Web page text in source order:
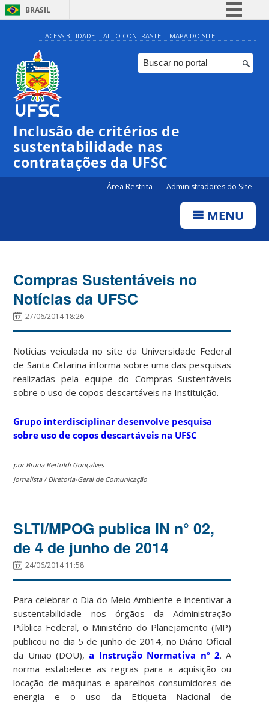
BRASIL
Simplifique!
Comunica BR
Participe
Canais
ACESSIBILIDADE ALTO CONTRASTE MAPA DO SITE
Inclusão de critérios de
sustentabilidade nas
contratações da UFSC
Área Restrita Administradores do Site
MENU
Compras Sustentáveis no
Notícias da UFSC
27/06/2014 18:26
Notícias veiculada no site da Universidade Federal
de Santa Catarina informa sobre uma das pesquisas
realizadas pela equipe do Compras Sustentáveis
sobre o uso de copos descartáveis na Instituição.
Grupo interdisciplinar desenvolve pesquisa
sobre uso de copos descartáveis na UFSC
por Bruna Bertoldi Gonçalves
Jornalista / Diretoria-Geral de Comunicação
SLTI/MPOG publica IN n° 02,
de 4 de junho de 2014
24/06/2014 11:58
Para celebrar o Dia do Meio Ambiente e incentivar a
sustentabilidade nos órgãos da Administração
Pública Federal, o Ministério do Planejamento (MP)
publicou no dia 5 de junho de 2014, no Diário Oficial
da União (DOU),a Instrução Normativa nº 2. A
norma estabelece as regras para a aquisição ou
locação de máquinas e aparelhos consumidores de
energia e o uso da Etiqueta Nacional de